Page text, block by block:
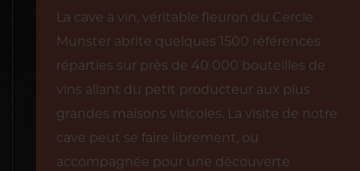
La cave à vin, véritable fleuron du Cercle
Munster abrite quelques 1500 références
réparties sur près de 40 000 bouteilles de
vins allant du petit producteur aux plus
grandes maisons viticoles. La visite de notre
cave peut se faire librement, ou
accompagnée pour une découverte